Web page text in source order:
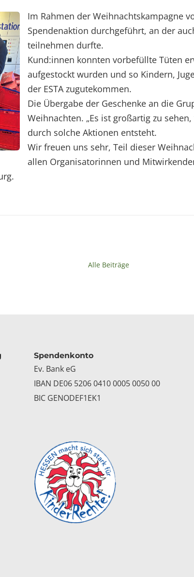
Im Rahmen der Weihnachtskampagne
Spendenaktion durchgeführt, an der
teilnehmen durfte.
Kund:innen konnten vorbefüllte Tüten
aufgestockt wurden und so Kindern,
der ESTA zugutekommen.
Die Übergabe der Geschenke an die
Weihnachten. „Es ist großartig zu
durch solche Aktionen entsteht.
Wir freuen uns sehr, Teil dieser
allen Organisatorinnen und
Alle Beiträge
Spendenkonto
Ev. Bank eG
IBAN DE06 5206 0410 0005 0050 00
BIC GENODEF1EK1